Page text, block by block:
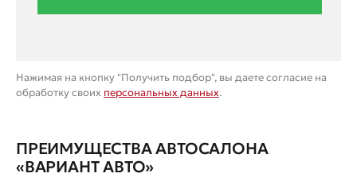
Нажимая на кнопку "Получить подбор", вы даете согласие на
обработку своих персональных данных.
ПРЕИМУЩЕСТВА АВТОСАЛОНА
«ВАРИАНТ АВТО»